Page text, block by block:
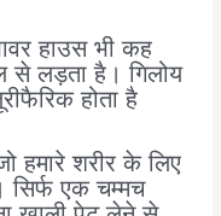
हाउस भी कह
से लड़ता है। गिलोय
होता है
हमारे शरीर के लिए
सिर्फ एक चम्मच